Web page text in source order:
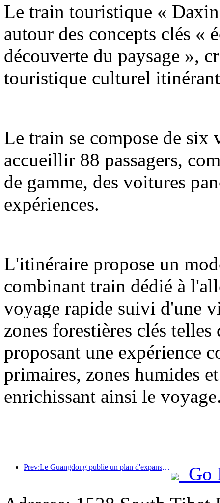
Le train touristique «
autour des concepts clés «
découverte du paysage »,
touristique culturel
Le train se compose de six
accueillir 88 passagers,
de gamme, des voitures
expériences.
L'itinéraire propose un
combinant train dédié à
voyage rapide suivi d'une
zones forestières clés
proposant une expérience
primaires, zones humides
enrichissant ainsi le
Prev:Le Guangdong publie un plan d'expansion des capacités du secteur des services pour faire de la région de la Grande Baie une destination touristique de classe mondiale.
Go